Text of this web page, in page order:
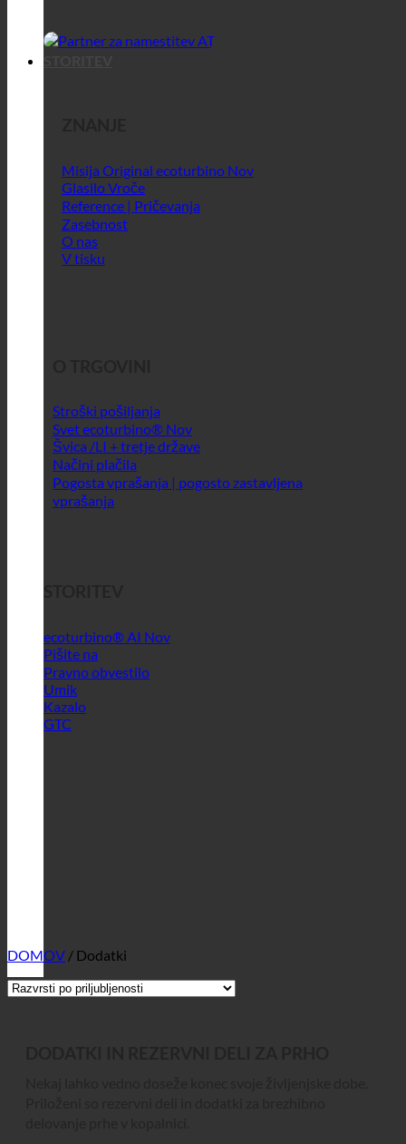
Misija Original ecoturbino
Glasilo
Reference | Pričevanja
Zasebnost
O nas
V tisku
Stroški pošiljanja
Svet ecoturbino®
Švica /LI + tretje države
Načini plačila
Pogosta vprašanja | pogosto zastavljena
vprašanja
ecoturbino® AI
Pišite na
Pravno obvestilo
Umik
Kazalo
GTC
DOMOV / Dodatki